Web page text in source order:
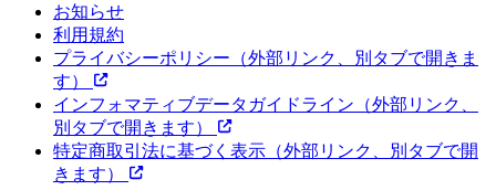
お知らせ
利用規約
プライバシーポリシー （外部リンク、別タブで開きま
す）
インフォマティブデータガイドライン （外部リンク、
別タブで開きます）
特定商取引法に基づく表示 （外部リンク、別タブで開
きます）